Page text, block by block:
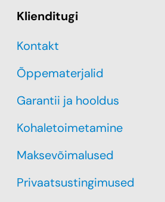
Klienditugi
Kontakt
Õppematerjalid
Garantii ja hooldus
Kohaletoimetamine
Maksevõimalused
Privaatsustingimused